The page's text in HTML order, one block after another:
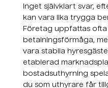
inget självklart svar,
kan vara lika trygga
Företag uppfattas
betalningsförmåga,
vara stabila
etablerad
bostadsuthyrning
du som uthyrare får